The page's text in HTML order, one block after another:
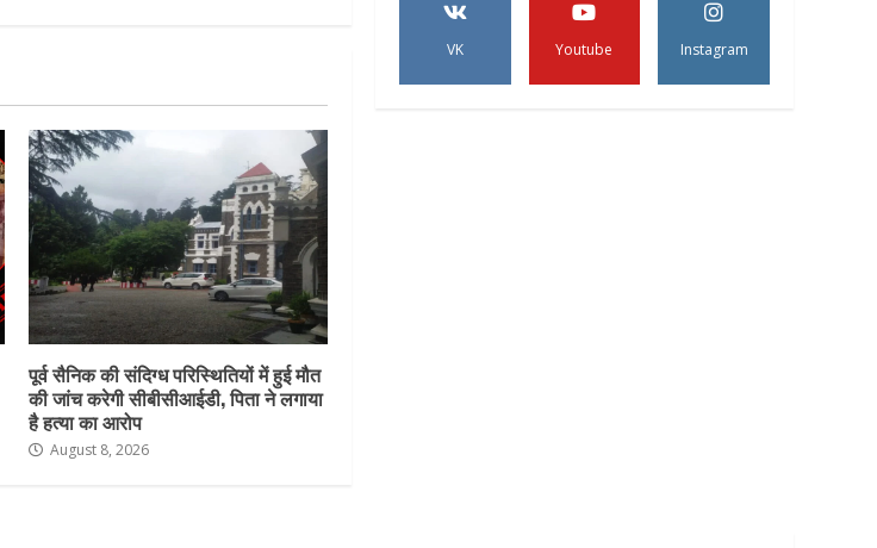
पूर्व सैनिक की संदिग्ध परिस्थितियों में हुई मौत
की जांच करेगी सीबीसीआईडी, पिता ने लगाया
है हत्या का आरोप
August 8, 2026
VK Youtube Instagram